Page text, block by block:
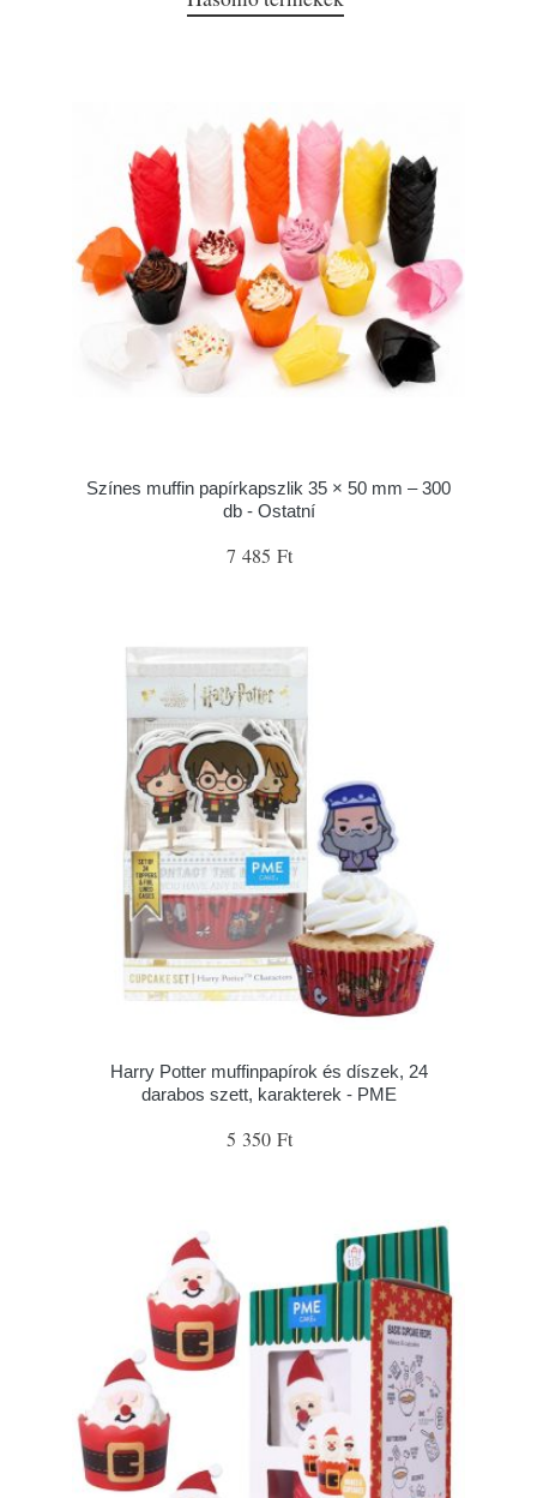
Színes muffin papírkapszlik 35 × 50 mm – 300
db - Ostatní
7 485 Ft
Harry Potter muffinpapírok és díszek, 24
darabos szett, karakterek - PME
5 350 Ft